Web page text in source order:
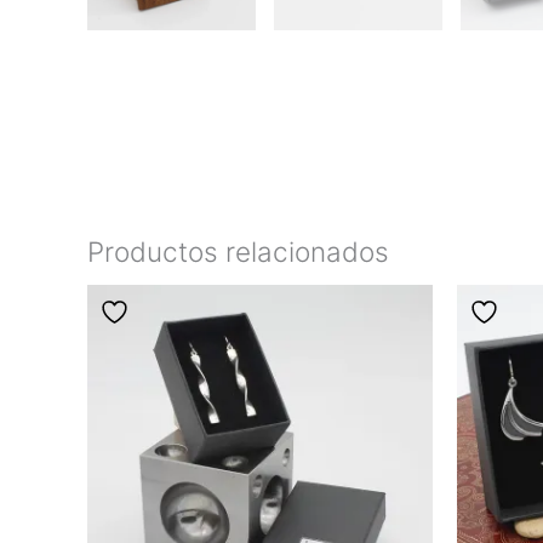
Productos relacionados